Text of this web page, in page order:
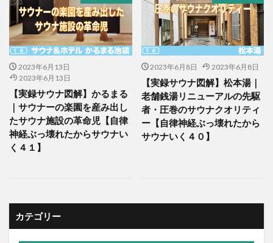
2023年6月13日
2023年6月13日
【実録サウナ図解】かるまる
｜サウナーの楽園を産み出し
たサウナ施設の革命児【自律
神経ぶっ壊れたからサウナい
く４１】
2023年6月8日 2023年6月8日
【実録サウナ図解】松本湯｜
老舗銭湯リニューアルの先駆
者・圧巻のサウナクオリティ
ー【自律神経ぶっ壊れたから
サウナいく４０】
カテゴリー